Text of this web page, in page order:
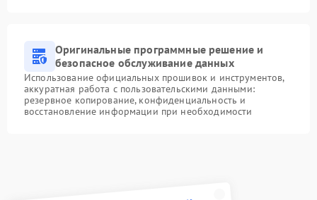
Оригинальные программные решение и
безопасное обслуживание данных
Использование официальных прошивок и инструментов,
аккуратная работа с пользовательскими данными:
резервное копирование, конфиденциальность и
восстановление информации при необходимости